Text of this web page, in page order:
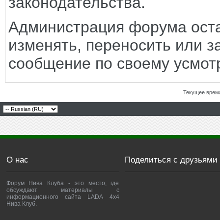
Администрация форума
изменять, переносить или
сообщение по своему
Текущее
О нас
Форум Нива Клуба - это место, где
обсуждают материалы с
информационного сайта LADA 4x4
Нива Клуб.
Поделиться с друзьями